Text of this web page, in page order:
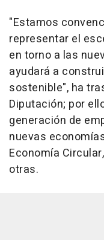
"Estamos
representar el
en torno a las
ayudará a
sostenible", ha
Diputación; por
generación de
nuevas
Economía
otras.